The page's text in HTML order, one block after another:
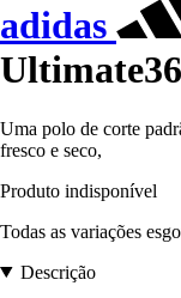
adidas
Uma polo de corte
fresco e seco,
Produto indisponível
Todas as variações
Descrição